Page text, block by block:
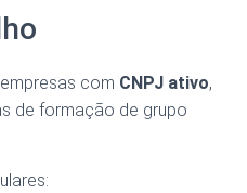
com CNPJ ativo,
de formação de grupo